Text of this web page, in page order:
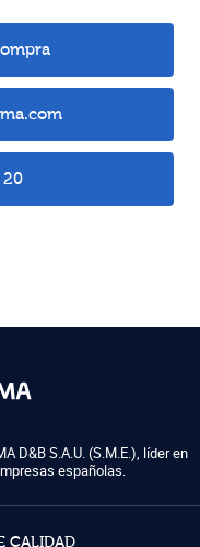
20
D&B S.A.U. (S.M.E.), líder en
españolas.
CALIDAD